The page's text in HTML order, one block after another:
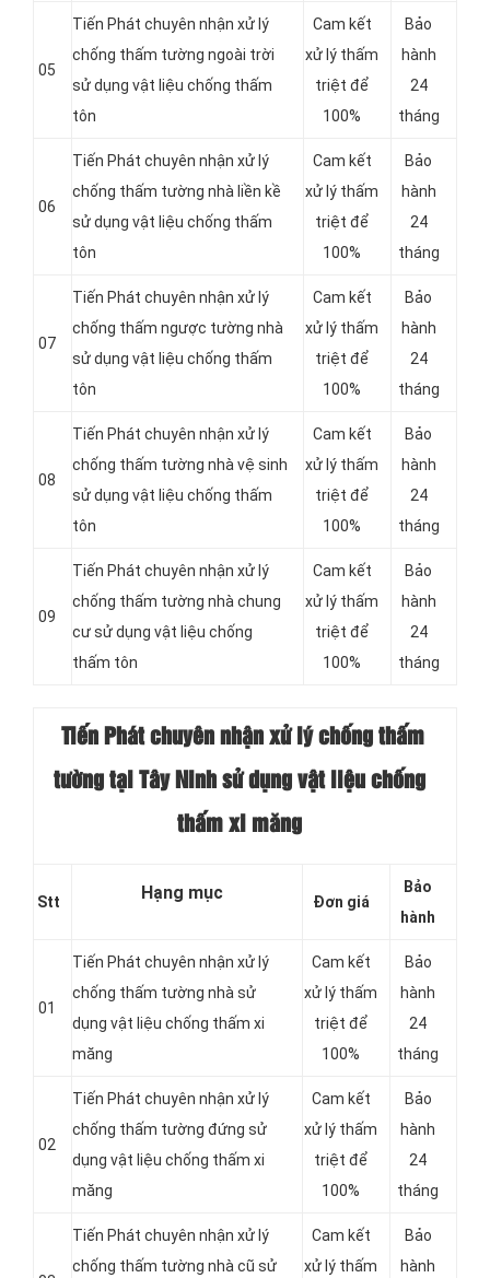
05
Tiến Phát chuyên nhận xử lý
chống thấm tường ngoài trời
sử dụng vật liệu chống thấm
tôn
Cam kết
xử lý thấm
triệt để
100%
Bảo
hành
24
tháng
06
Tiến Phát chuyên nhận xử lý
chống thấm tường nhà liền kề
sử dụng vật liệu chống thấm
tôn
Cam kết
xử lý thấm
triệt để
100%
Bảo
hành
24
tháng
07
Tiến Phát chuyên nhận xử lý
chống thấm ngược tường nhà
sử dụng vật liệu chống thấm
tôn
Cam kết
xử lý thấm
triệt để
100%
Bảo
hành
24
tháng
08
Tiến Phát chuyên nhận xử lý
chống thấm tường nhà vệ sinh
sử dụng vật liệu chống thấm
tôn
Cam kết
xử lý thấm
triệt để
100%
Bảo
hành
24
tháng
09
Tiến Phát chuyên nhận xử lý
chống thấm tường nhà chung
cư sử dụng vật liệu chống
thấm tôn
Cam kết
xử lý thấm
triệt để
100%
Bảo
hành
24
tháng
Tiến Phát chuyên nhận xử lý chống thấm
tường tại Tây Ninh sử dụng vật liệu chống
thấm xi măng
Stt Hạng mục Đơn giá
Bảo
hành
01
Tiến Phát chuyên nhận xử lý
chống thấm tường nhà sử
dụng vật liệu chống thấm xi
măng
Cam kết
xử lý thấm
triệt để
100%
Bảo
hành
24
tháng
02
Tiến Phát chuyên nhận xử lý
chống thấm tường đứng sử
dụng vật liệu chống thấm xi
măng
Cam kết
xử lý thấm
triệt để
100%
Bảo
hành
24
tháng
Tiến Phát chuyên nhận xử lý
chống thấm tường nhà cũ sử
Cam kết
xử lý thấm
Bảo
hành